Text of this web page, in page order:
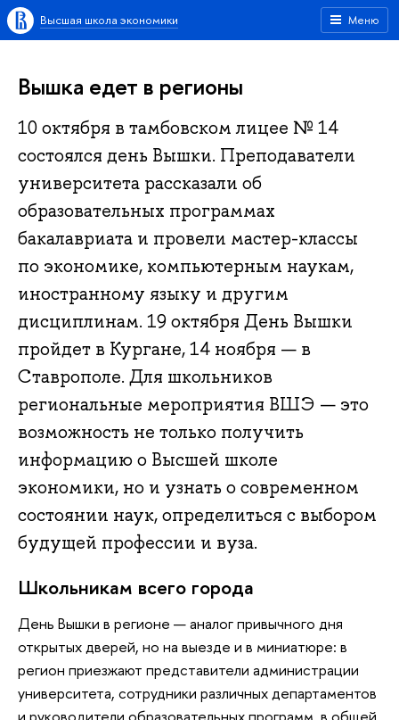
Меню
Высшая школа экономики
Вышка едет в регионы
10 октября в тамбовском лицее № 14
состоялся день Вышки. Преподаватели
университета рассказали об
образовательных программах
бакалавриата и провели мастер-классы
по экономике, компьютерным наукам,
иностранному языку и другим
дисциплинам. 19 октября День Вышки
пройдет в Кургане, 14 ноября — в
Ставрополе. Для школьников
региональные мероприятия ВШЭ — это
возможность не только получить
информацию о Высшей школе
экономики, но и узнать о современном
состоянии наук, определиться с выбором
будущей профессии и вуза.
Школьникам всего города
День Вышки в регионе — аналог привычного дня
открытых дверей, но на выезде и в миниатюре: в
регион приезжают представители администрации
университета, сотрудники различных департаментов
и руководители образовательных программ, в общей